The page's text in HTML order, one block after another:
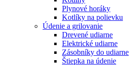
Plynové horáky
Kotlíky na polievku
Údenie a grilovanie
Drevené udiarne
Elektrické udiarne
Zásobníky do udiarne
Štiepka na údenie